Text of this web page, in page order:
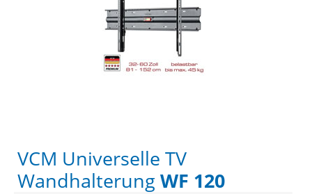
VCM Universelle TV
WandhalterungWF 120